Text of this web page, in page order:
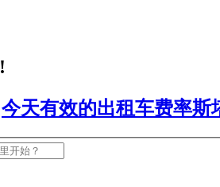
!
今天有效的出租车费率斯